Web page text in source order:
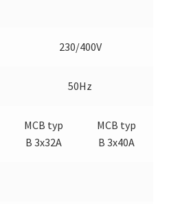
230/400V
50Hz
MCB typ
B 3x32A
MCB typ
B 3x40A